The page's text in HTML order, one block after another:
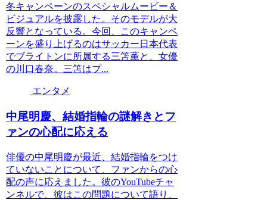
冬キャンペーンのスペシャルムービー＆
ビジュアルを披露した。そのモデルが大
反響となっている。今回、このキャンペ
ーンを盛り上げるのはサッカー日本代表
でブライトンに所属する三笘薫と、女優
の川口春奈。三笘はプ...
エンタメ
中尾明慶、結婚指輪の謎解きとフ
ァンの心配に応える
俳優の中尾明慶が最近、結婚指輪をつけ
ていないことについて、ファンからの心
配の声に応えました。彼のYouTubeチャ
ンネルで、彼はこの問題について語り、